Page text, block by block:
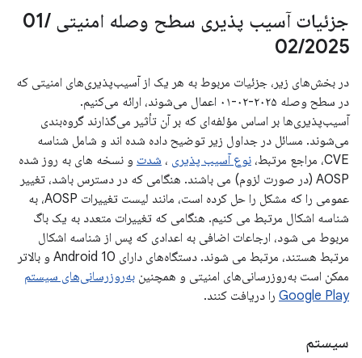
جزئیات آسیب پذیری سطح وصله امنیتی 01 /
02/2025
در بخش‌های زیر، جزئیات مربوط به هر یک از آسیب‌پذیری‌های امنیتی که
در سطح وصله ۲۰۲۵-۰۲-۰۱ اعمال می‌شوند، ارائه می‌کنیم.
آسیب‌پذیری‌ها بر اساس مؤلفه‌ای که بر آن تأثیر می‌گذارند گروه‌بندی
می‌شوند. مسائل در جداول زیر توضیح داده شده اند و شامل شناسه
CVE، مراجع مرتبط،
نوع آسیب پذیری ، شدت و نسخه های به روز شده
AOSP (در صورت لزوم) می باشند. هنگامی که در دسترس باشد، تغییر
عمومی را که مشکل را حل کرده است، مانند لیست تغییرات AOSP، به
شناسه اشکال مرتبط می کنیم. هنگامی که تغییرات متعدد به یک باگ
مربوط می شود، ارجاعات اضافی به اعدادی که پس از شناسه اشکال
مرتبط هستند، مرتبط می شوند. دستگاه‌های دارای Android 10 و بالاتر
ممکن است به‌روزرسانی‌های امنیتی و همچنین به‌روزرسانی‌های سیستم
Google Play را دریافت کنند.
سیستم